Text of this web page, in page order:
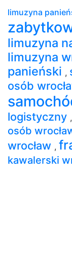
limuzyna
limuzyna
limuzyna
panieński ,
osób
logistyczny ,
osób
wrocław ,
kawalerski